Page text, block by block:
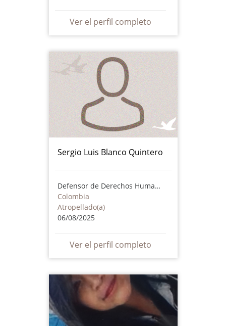
Ver el perfil completo
Sergio Luis Blanco Quintero
Defensor de Derechos Humanos
Colombia
Atropellado(a)
06/08/2025
Ver el perfil completo